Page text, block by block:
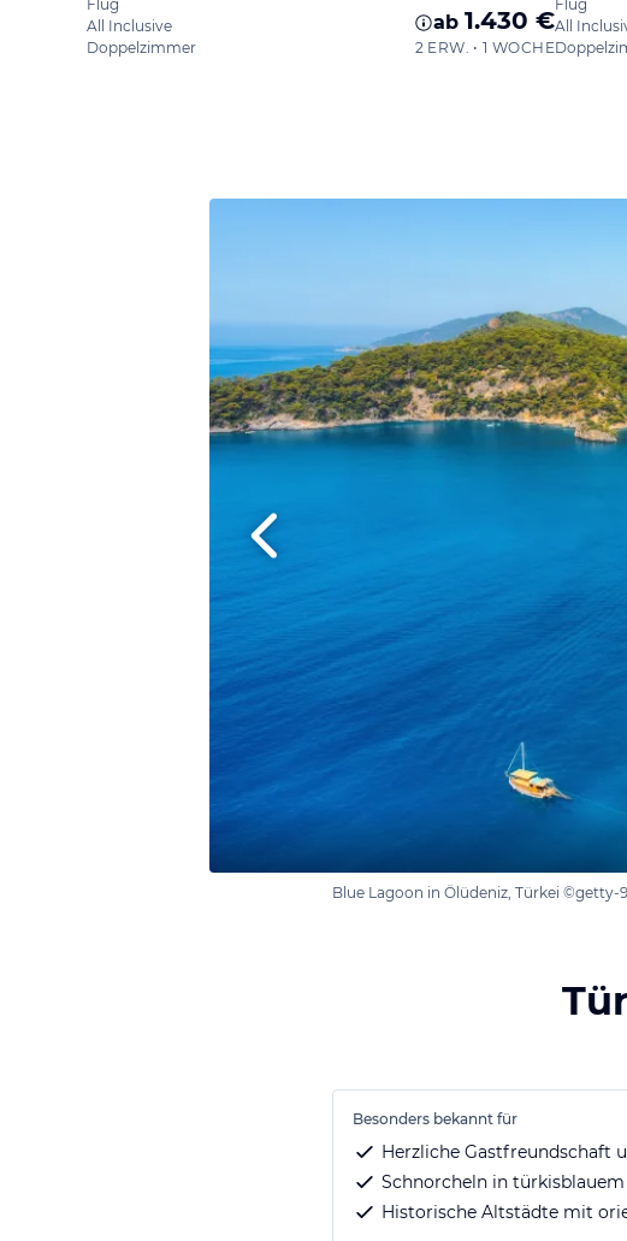
Flug
All Inclusive
Doppelzimmer
ab 1.430 €
2 ERW. • 1 WOCHE
Flug
All
Blue Lagoon in Ölüdeniz, Türkei ©getty-
Besonders bekannt für
Herzliche Gastfreundschaft
Schnorcheln in türkisblauem
Historische Altstädte mit